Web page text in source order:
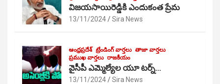
విజయసాయిరెడ్డికి ఎందుకంత ప్రేమ
13/11/2024 Sira News
ఆంధ్రప్రదేశ్ ట్రేండింగ్ వార్తలు తాజా వార్తలు
ప్రముఖ వార్తలు రాజకీయం
వైసీపీ ఎమ్మెల్యేల యూ టర్న్…
13/11/2024 Sira News